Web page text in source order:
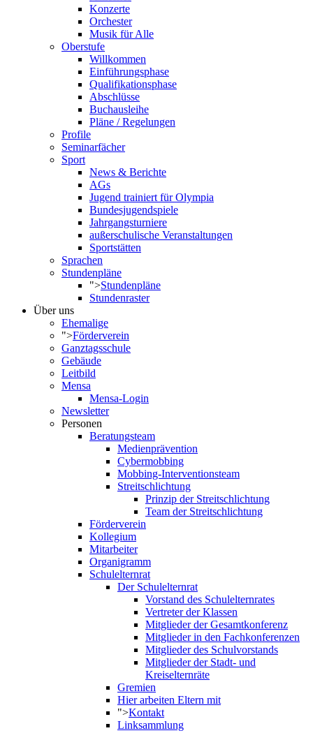
Konzerte
Orchester
Musik für Alle
Oberstufe
Willkommen
Einführungsphase
Qualifikationsphase
Abschlüsse
Buchausleihe
Pläne / Regelungen
Profile
Seminarfächer
Sport
News & Berichte
AGs
Jugend trainiert für Olympia
Bundesjugendspiele
Jahrgangsturniere
außerschulische Veranstaltungen
Sportstätten
Sprachen
Stundenpläne
">Stundenpläne
Stundenraster
Über uns
Ehemalige
">Förderverein
Ganztagsschule
Gebäude
Leitbild
Mensa
Mensa-Login
Newsletter
Personen
Beratungsteam
Medienprävention
Cybermobbing
Mobbing-Interventionsteam
Streitschlichtung
Prinzip der Streitschlichtung
Team der Streitschlichtung
Förderverein
Kollegium
Mitarbeiter
Organigramm
Schulelternrat
Der Schulelternrat
Vorstand des Schulelternrates
Vertreter der Klassen
Mitglieder der Gesamtkonferenz
Mitglieder in den Fachkonferenzen
Mitglieder des Schulvorstands
Mitglieder der Stadt- und
Kreiselternräte
Gremien
Hier arbeiten Eltern mit
">Kontakt
Linksammlung